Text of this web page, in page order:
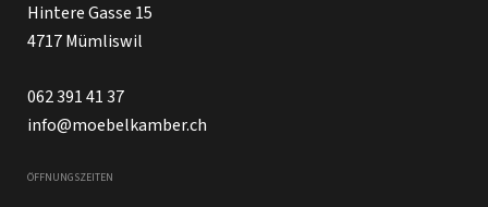
Hintere Gasse 15
4717 Mümliswil
062 391 41 37
info@moebelkamber.ch
ÖFFNUNGSZEITEN